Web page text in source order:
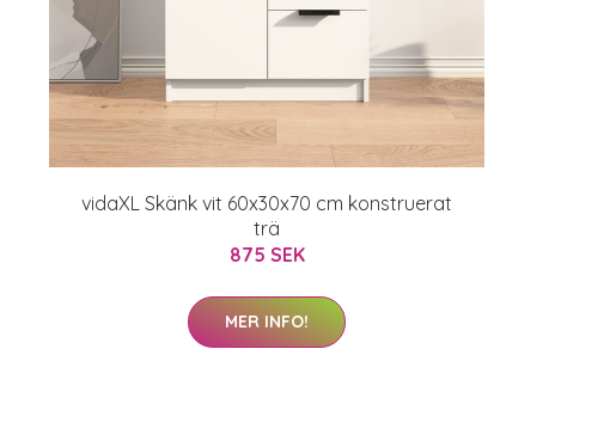
vidaXL Skänk vit 60x30x70 cm konstruerat
trä
875 SEK
MER INFO!